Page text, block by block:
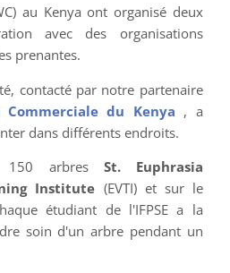
au Kenya ont organisé deux
avec des organisations
prenantes.
contacté par notre partenaire
Commerciale du Kenya , a
dans différents endroits.
150 arbres St. Euphrasia
Institute (EVTI) et sur le
étudiant de l'IFPSE a la
soin d'un arbre pendant un